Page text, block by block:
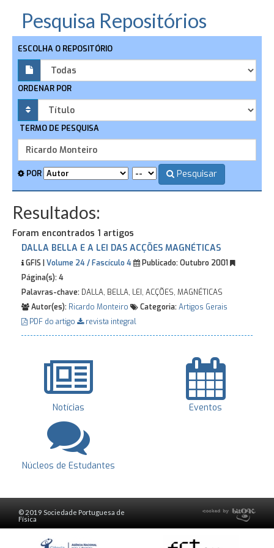
Pesquisa Repositórios
ESCOLHA O REPOSITÓRIO
ORDENAR POR
TERMO DE PESQUISA
POR Pesquisar
Resultados:
Foram encontrados 1 artigos
DALLA BELLA E A LEI DAS ACÇÕES MAGNÉTICAS
GFIS | Volume 24 / Fascículo 4 Publicado:Outubro 2001
Página(s):4
Palavras-chave: DALLA, BELLA, LEI, ACÇÕES, MAGNÉTICAS
Autor(es): Ricardo Monteiro Categoria:Artigos Gerais
PDF do artigo
revista integral
Notícias Eventos
Núcleos de Estudantes
© 2019 Sociedade Portuguesa de
Física